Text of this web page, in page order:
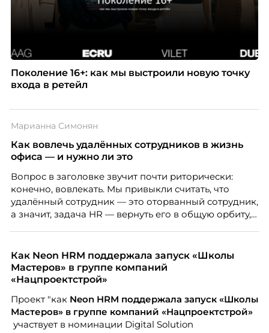
Поколение 16+: как мы выстроили новую точку
входа в ретейл
Марианна Симонян
Как вовлечь удалённых сотрудников в жизнь
офиса — и нужно ли это
Вопрос в заголовке звучит почти риторически:
конечно, вовлекать. Мы привыкли считать, что
удалённый сотрудник — это оторванный сотрудник,
а значит, задача HR — вернуть его в общую орбиту,
вовлечения, стоит остановиться на неудобном
факте: данные говорят ровно обратное тому, что
подсказывает интуиция. Автор свежего выпуска
People Analytics, приглашённый лектор НИУ ВШЭ и
МИФИ, автор книги «Дао женской карьеры».
Как Neon HRM поддержала запуск «Школы
Мастеров» в группе компаний
«Нацпроектстрой»
Проект "какNeon HRM поддержала запуск «Школы
Мастеров» в группе компаний «Нацпроектстрой»
участвует в номинации Digital Solution